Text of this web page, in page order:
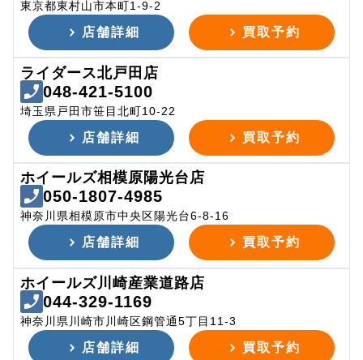
東京都東村山市本町1-9-2
店舗詳細 買取予約
ライダース北戸田店
048-421-5100
埼玉県戸田市笹目北町10-22
店舗詳細 買取予約
ホイールズ相模原陽光台店
050-1807-4985
神奈川県相模原市中央区陽光台6-8-16
店舗詳細 買取予約
ホイールズ川崎産業道路店
044-329-1169
神奈川県川崎市川崎区鋼管通5丁目11-3
店舗詳細 買取予約